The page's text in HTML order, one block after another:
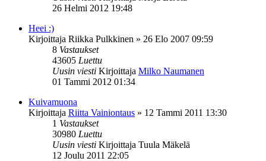
26 Helmi 2012 19:48
Heei :)
Kirjoittaja Riikka Pulkkinen » 26 Elo 2007 09:59
8 Vastaukset
43605 Luettu
Uusin viesti Kirjoittaja Milko Naumanen
01 Tammi 2012 01:34
Kuivamuona
Kirjoittaja Riitta Vainiontaus » 12 Tammi 2011 13:30
1 Vastaukset
30980 Luettu
Uusin viesti Kirjoittaja Tuula Mäkelä
12 Joulu 2011 22:05